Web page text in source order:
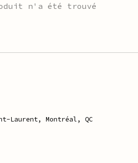
n'a été trouvé
Laurent, Montréal, QC